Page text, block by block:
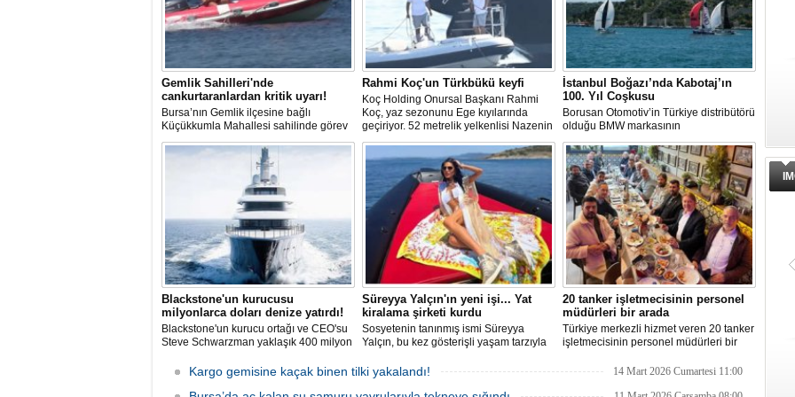
Gemlik Sahilleri'nde
cankurtaranlardan kritik uyarı!
Bursa’nın Gemlik ilçesine bağlı
Küçükkumla Mahallesi sahilinde görev
yapan cankurtaranlar, sıcak havalarla
birlikte artan deniz yoğunluğunda
vatandaşların güvenliği için gün boyu
görev yapıyor. Ekipler, boğulma
vakalarının büyük bölümünün kişilerin
kendi sınırlarını aşması ve uyarıları
dikkate almamasından kaynaklandığını
belirtti.
Rahmi Koç'un Türkbükü keyfi
Koç Holding Onursal Başkanı Rahmi
Koç, yaz sezonunu Ege kıyılarında
geçiriyor. 52 metrelik yelkenlisi Nazenin
5 ile mavi tura çıkan Koç, Bodrum
Türkbükü'nde zodiak botla karaya
çıkarken görüntülendi.
İstanbul Boğazı’nda Kabotaj’ın
100. Yıl Coşkusu
Borusan Otomotiv’in Türkiye distribütörü
olduğu BMW markasının
sponsorluğunda ve Türkiye Açıkdeniz
Yarış Spor Kulübü (TAYK) iş birliğiyle
hayata geçirilen TAYK BMW Borusan
Otomotiv Kabotaj Bayramı 100. Yıl
Kupası, 28 Haziran Pazar günü İstanbul
Boğazı rotasında gerçekleştirildi.
Blackstone'un kurucusu
milyonlarca doları denize yatırdı!
Blackstone'un kurucu ortağı ve CEO'su
Steve Schwarzman yaklaşık 400 milyon
aldı. Project 1014 adlı yat 101 metre
uzunluğunda...
Süreyya Yalçın'ın yeni işi... Yat
kiralama şirketi kurdu
Sosyetenin tanınmış ismi Süreyya
Yalçın, bu kez gösterişli yaşam tarzıyla
gündem oldu. Yalçın Bodrum merkezli
bir yat kiralama şirketi kurdu.
20 tanker işletmecisinin personel
müdürleri bir arada
Türkiye merkezli hizmet veren 20 tanker
işletmecisinin personel müdürleri bir
uygulamaları, verimlilik ve iş birliği
Kargo gemisine kaçak binen tilki yakalandı! 14 Mart 2026 Cumartesi 11:00